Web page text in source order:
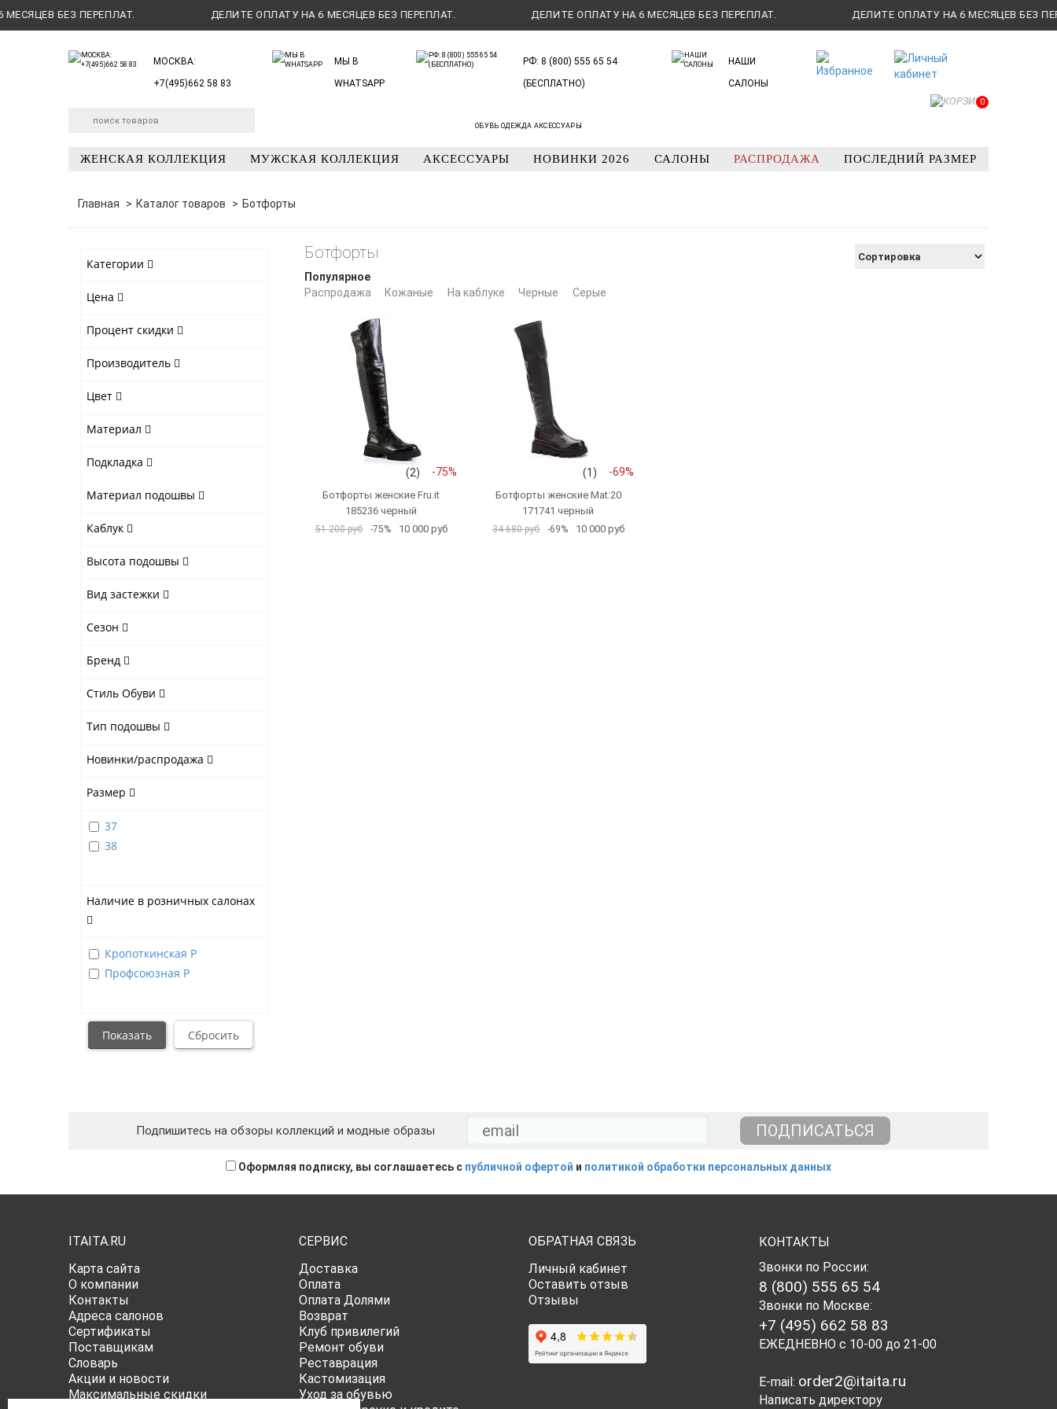
БЕЗ ПЕРЕПЛАТ. ДЕЛИТЕ ОПЛАТУ НА 6 МЕСЯЦЕВ БЕЗ ПЕРЕПЛАТ. ДЕЛИТЕ ОПЛАТУ НА 6 МЕСЯЦЕВ БЕЗ ПЕРЕПЛАТ. ДЕЛИТЕ ОПЛАТУ НА 6 МЕСЯЦЕВ БЕЗ
МОСКВА:
+7(495)662 58 83
МЫ В
WHATSAPP
РФ: 8 (800) 555 65 54
(БЕСПЛАТНО)
НАШИ
САЛОНЫ
ОБУВЬ ОДЕЖДА АКСЕССУАРЫ
0
ЖЕНСКАЯ КОЛЛЕКЦИЯ МУЖСКАЯ КОЛЛЕКЦИЯ АКСЕССУАРЫ НОВИНКИ 2026 САЛОНЫ РАСПРОДАЖА ПОСЛЕДНИЙ РАЗМЕР
Главная Каталог товаров Ботфорты
Категории
Цена
Процент скидки
Производитель
Цвет
Материал
Подкладка
Материал подошвы
Каблук
Высота подошвы
Вид застежки
Сезон
Бренд
Стиль Обуви
Тип подошвы
Новинки/распродажа
Размер
37
38
Наличие в розничных салонах
Кропоткинская Р
Профсоюзная Р
Популярное
Распродажа
Кожаные На каблуке Черные Серые
Ботфорты
(2) -75%
Ботфорты женские Fru.it
185236 черный
51 200 руб -75% 10 000 руб
(1) -69%
Ботфорты женские Mat:20
171741 черный
34 680 руб -69% 10 000 руб
Подпишитесь на обзоры коллекций и модные образы
Оформляя подписку, вы соглашаетесь с публичной офертой и политикой обработки персональных данных
ITAITA.RU
Карта сайта
О компании
Контакты
Адреса салонов
Сертификаты
Поставщикам
Словарь
Акции и новости
Максимальные скидки
СЕРВИС
Доставка
Оплата
Оплата Долями
Возврат
Клуб привилегий
Ремонт обуви
Реставрация
Кастомизация
Уход за обувью
ОБРАТНАЯ СВЯЗЬ
Личный кабинет
Оставить отзыв
Отзывы
КОНТАКТЫ
Звонки по России:
8 (800) 555 65 54
Звонки по Москве:
+7 (495) 662 58 83
ЕЖЕДНЕВНО с 10-00 до 21-00
E-mail: order2@itaita.ru
Написать директору